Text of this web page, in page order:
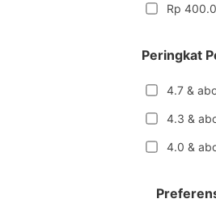
Rp
Peringkat
4.7 &
4.3 &
4.0 &